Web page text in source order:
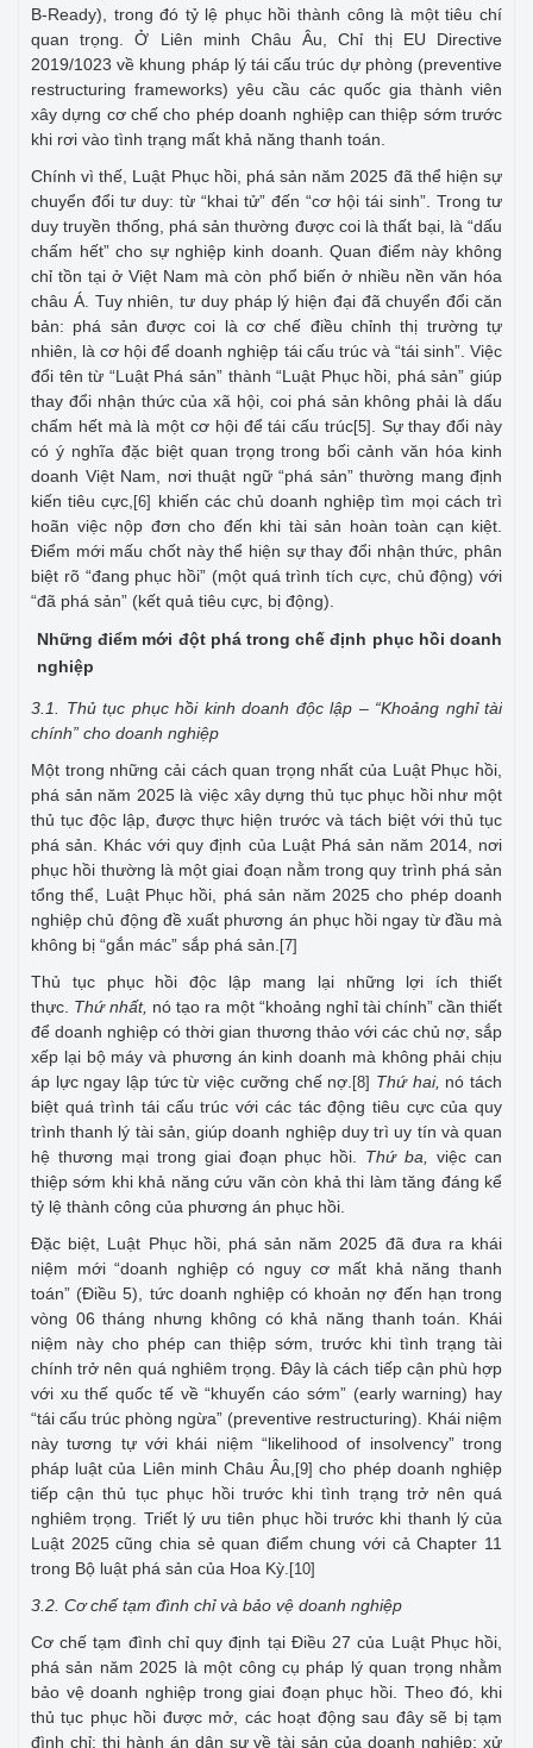
B-Ready), trong đó tỷ lệ phục hồi thành công là một tiêu chí
quan trọng. Ở Liên minh Châu Âu, Chỉ thị EU Directive
2019/1023 về khung pháp lý tái cấu trúc dự phòng (preventive
restructuring frameworks) yêu cầu các quốc gia thành viên
xây dựng cơ chế cho phép doanh nghiệp can thiệp sớm trước
khi rơi vào tình trạng mất khả năng thanh toán.
Chính vì thế, Luật Phục hồi, phá sản năm 2025 đã thể hiện sự
chuyển đổi tư duy: từ “khai tử” đến “cơ hội tái sinh”. Trong tư
duy truyền thống, phá sản thường được coi là thất bại, là “dấu
chấm hết” cho sự nghiệp kinh doanh. Quan điểm này không
chỉ tồn tại ở Việt Nam mà còn phổ biến ở nhiều nền văn hóa
châu Á. Tuy nhiên, tư duy pháp lý hiện đại đã chuyển đổi căn
bản: phá sản được coi là cơ chế điều chỉnh thị trường tự
nhiên, là cơ hội để doanh nghiệp tái cấu trúc và “tái sinh”. Việc
đổi tên từ “Luật Phá sản” thành “Luật Phục hồi, phá sản” giúp
thay đổi nhận thức của xã hội, coi phá sản không phải là dấu
chấm hết mà là một cơ hội để tái cấu trúc[5]
. Sự thay đổi này
có ý nghĩa đặc biệt quan trọng trong bối cảnh văn hóa kinh
doanh Việt Nam, nơi thuật ngữ “phá sản” thường mang định
kiến tiêu cực, [6] khiến các chủ doanh nghiệp tìm mọi cách trì
hoãn việc nộp đơn cho đến khi tài sản hoàn toàn cạn kiệt.
Điểm mới mấu chốt này thể hiện sự thay đổi nhận thức, phân
biệt rõ “đang phục hồi” (một quá trình tích cực, chủ động) với
“đã phá sản” (kết quả tiêu cực, bị động).
Những điểm mới đột phá trong chế định phục hồi doanh
nghiệp
3.1. Thủ tục phục hồi kinh doanh độc lập – “Khoảng nghỉ tài
chính” cho doanh nghiệp
Một trong những cải cách quan trọng nhất của Luật Phục hồi,
phá sản năm 2025 là việc xây dựng thủ tục phục hồi như một
thủ tục độc lập, được thực hiện trước và tách biệt với thủ tục
phá sản. Khác với quy định của Luật Phá sản năm 2014, nơi
phục hồi thường là một giai đoạn nằm trong quy trình phá sản
tổng thể, Luật Phục hồi, phá sản năm 2025 cho phép doanh
nghiệp chủ động đề xuất phương án phục hồi ngay từ đầu mà
không bị “gắn mác” sắp phá sản. [7]
Thủ tục phục hồi độc lập mang lại những lợi ích thiết
thực. Thứ nhất, nó tạo ra một “khoảng nghỉ tài chính” cần thiết
để doanh nghiệp có thời gian thương thảo với các chủ nợ, sắp
xếp lại bộ máy và phương án kinh doanh mà không phải chịu
áp lực ngay lập tức từ việc cưỡng chế nợ. [8] Thứ hai, nó tách
biệt quá trình tái cấu trúc với các tác động tiêu cực của quy
trình thanh lý tài sản, giúp doanh nghiệp duy trì uy tín và quan
hệ thương mại trong giai đoạn phục hồi. Thứ ba,
việc can
thiệp sớm khi khả năng cứu vãn còn khả thi làm tăng đáng kể
tỷ lệ thành công của phương án phục hồi.
Đặc biệt, Luật Phục hồi, phá sản năm 2025 đã đưa ra khái
niệm mới “doanh nghiệp có nguy cơ mất khả năng thanh
toán” (Điều 5), tức doanh nghiệp có khoản nợ đến hạn trong
vòng 06 tháng nhưng không có khả năng thanh toán. Khái
niệm này cho phép can thiệp sớm, trước khi tình trạng tài
chính trở nên quá nghiêm trọng. Đây là cách tiếp cận phù hợp
với xu thế quốc tế về “khuyến cáo sớm” (early warning) hay
“tái cấu trúc phòng ngừa” (preventive restructuring). Khái niệm
này tương tự với khái niệm “likelihood of insolvency” trong
pháp luật của Liên minh Châu Âu, [9] cho phép doanh nghiệp
tiếp cận thủ tục phục hồi trước khi tình trạng trở nên quá
nghiêm trọng. Triết lý ưu tiên phục hồi trước khi thanh lý của
Luật 2025 cũng chia sẻ quan điểm chung với cả Chapter 11
trong Bộ luật phá sản của Hoa Kỳ. [10]
3.2. Cơ chế tạm đình chỉ và bảo vệ doanh nghiệp
Cơ chế tạm đình chỉ quy định tại Điều 27 của Luật Phục hồi,
phá sản năm 2025 là một công cụ pháp lý quan trọng nhằm
bảo vệ doanh nghiệp trong giai đoạn phục hồi. Theo đó, khi
thủ tục phục hồi được mở, các hoạt động sau đây sẽ bị tạm
đình chỉ: thi hành án dân sự về tài sản của doanh nghiệp; xử